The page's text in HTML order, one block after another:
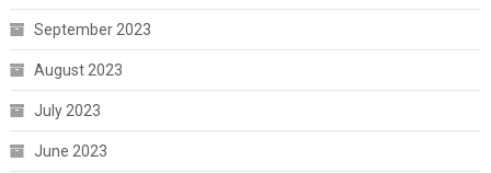
September 2023
August 2023
July 2023
June 2023